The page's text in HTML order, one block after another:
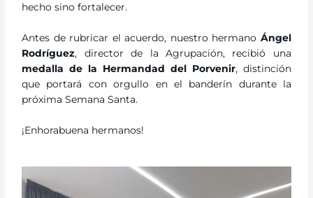
hecho sino fortalecer.
Antes de rubricar el acuerdo, nuestro hermano Ángel
Rodríguez, director de la Agrupación, recibió una
medalla de la Hermandad del Porvenir, distinción
que portará con orgullo en el banderín durante la
próxima Semana Santa.
¡Enhorabuena hermanos!